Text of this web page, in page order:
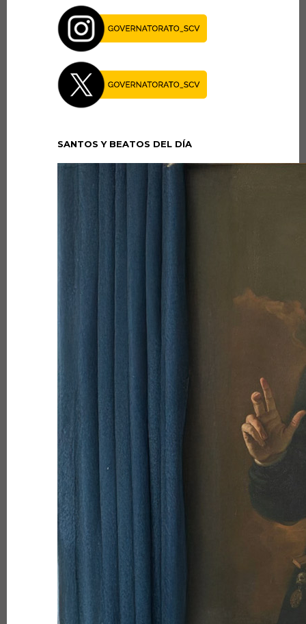
SANTOS Y BEATOS DEL DÍA